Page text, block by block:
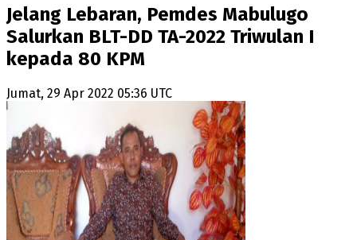
Jelang Lebaran, Pemdes Mabulugo
Salurkan BLT-DD TA-2022 Triwulan I
kepada 80 KPM
Jumat, 29 Apr 2022 05:36 UTC